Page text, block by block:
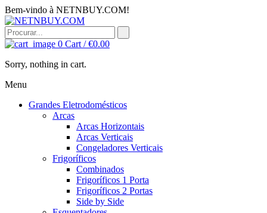
Bem-vindo à NETNBUY.COM!
0 Cart /€0.00
Sorry, nothing in cart.
Menu
Grandes Eletrodomésticos
Arcas
Arcas Horizontais
Arcas Verticais
Congeladores Verticais
Frigoríficos
Combinados
Frigoríficos 1 Porta
Frigoríficos 2 Portas
Side by Side